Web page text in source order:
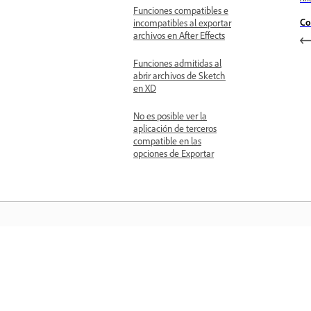
Funciones compatibles e
incompatibles al exportar
archivos en After Effects
Funciones admitidas al
abrir archivos de Sketch
en XD
No es posible ver la
aplicación de terceros
compatible en las
opciones de Exportar